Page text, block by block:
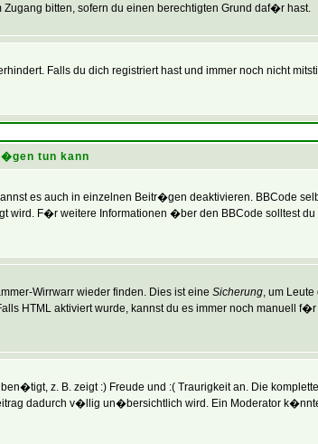
bitten, sofern du einen berechtigten Grund daf�r hast.
Falls du dich registriert hast und immer noch nicht
tun kann
es auch in einzelnen Beitr�gen deaktivieren. BBCode
F�r weitere Informationen �ber den BBCode solltest
Wirrwarr wieder finden. Dies ist eine Sicherung, um Leute
HTML aktiviert wurde, kannst du es immer noch manuell
z. B. zeigt :) Freude und :( Traurigkeit an. Die
dadurch v�llig un�bersichtlich wird. Ein Moderator